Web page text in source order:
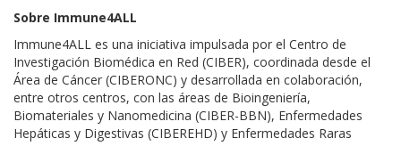
Sobre Immune4ALL
Immune4ALL es una iniciativa impulsada por el Centro de
Investigación Biomédica en Red (CIBER), coordinada desde el
Área de Cáncer (CIBERONC) y desarrollada en colaboración,
entre otros centros, con las áreas de Bioingeniería,
Biomateriales y Nanomedicina (CIBER-BBN), Enfermedades
Hepáticas y Digestivas (CIBEREHD) y Enfermedades Raras